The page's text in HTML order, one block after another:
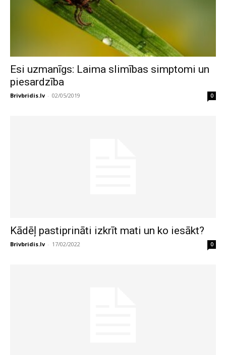
Esi uzmanīgs: Laima slimības simptomi un
piesardzība
Brivbridis.lv - 02/05/2019 0
Kādēļ pastiprināti izkrīt mati un ko iesākt?
Brivbridis.lv - 17/02/2022 0